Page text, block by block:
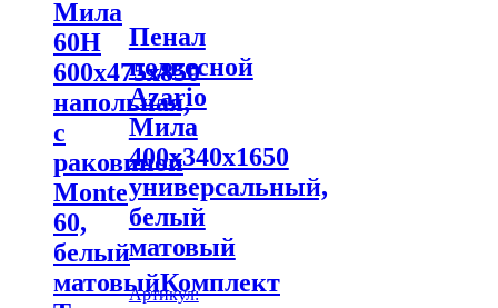
Мила
60Н
600х475х850
напольная,
с
раковиной
Monte
60,
белый
матовыйКомплект
Пенал
подвесной
Azario
Мила
400х340х1650
универсальный,
белый
матовый
Артикул: